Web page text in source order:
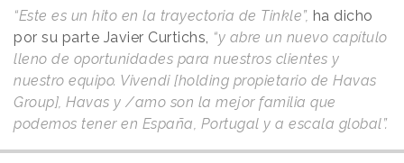
“Este es un hito en la trayectoria de Tinkle”, ha dicho
por su parte Javier Curtichs, “y abre un nuevo capítulo
lleno de oportunidades para nuestros clientes y
nuestro equipo. Vivendi [holding propietario de Havas
Group], Havas y /amo son la mejor familia que
podemos tener en España, Portugal y a escala global”.